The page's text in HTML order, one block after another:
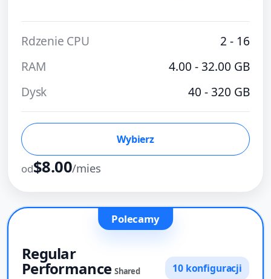
Rdzenie CPU
2 - 16
RAM
4.00 - 32.00 GB
Dysk
40 - 320 GB
Wybierz
od$8.00/mies
Polecamy
Regular
PerformanceShared
10 konfiguracji